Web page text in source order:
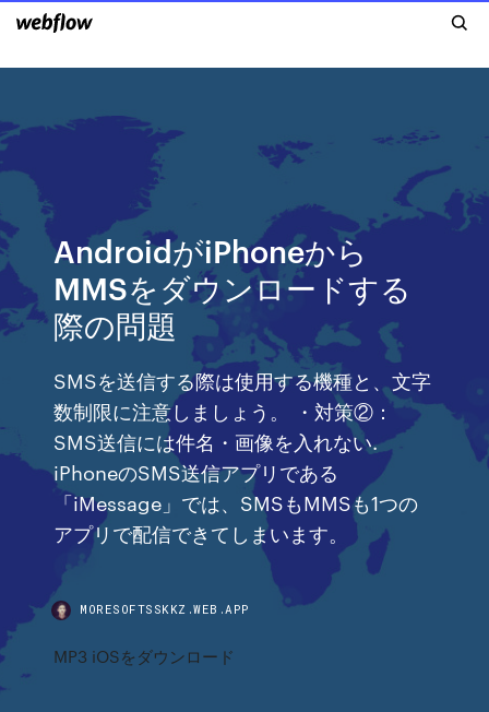
AndroidがiPhoneから
MMSをダウンロードする
際の問題
SMSを送信する際は使用する機種と、文字
数制限に注意しましょう。 ・対策②：
SMS送信には件名・画像を入れない.
iPhoneのSMS送信アプリである
「iMessage」では、SMSもMMSも1つの
アプリで配信できてしまいます。
MORESOFTSSKKZ.WEB.APP
MP3 iOSをダウンロード